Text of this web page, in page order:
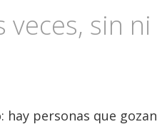
sin
personas que